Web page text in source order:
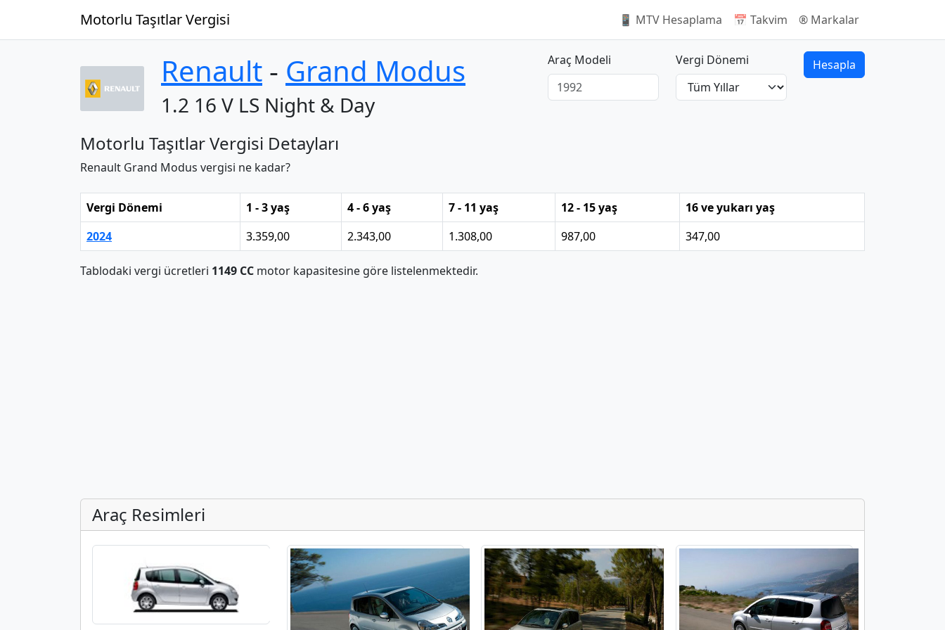
Motorlu Taşıtlar Vergisi 📱 MTV Hesaplama 📅 Takvim ®️ Markalar
Renault ‐ Grand Modus
1.2 16 V LS Night & Day
Motorlu Taşıtlar Vergisi Detayları
Renault Grand Modus vergisi ne kadar?
Araç Modeli Vergi Dönemi Hesapla
Vergi Dönemi 1 - 3 yaş 4 - 6 yaş 7 - 11 yaş 12 - 15 yaş
16 ve yukarı yaş
2024
3.359,00 2.343,00 1.308,00 987,00 347,00
Tablodaki vergi ücretleri 1149 CC motor kapasitesine göre listelenmektedir.
Araç Resimleri